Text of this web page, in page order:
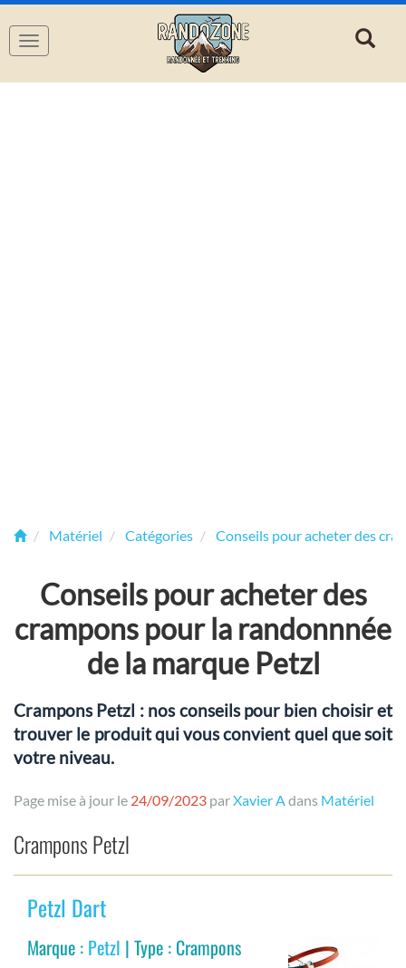
Navigation
Matériel Catégories Conseils pour acheter des
Conseils pour acheter des
crampons pour la randonnnée
de la marque Petzl
Crampons Petzl : nos conseils pour bien choisir et
trouver le produit qui vous convient quel que soit
votre niveau.
Page mise à jour le 24/09/2023 parXavier Adans Matériel
Crampons Petzl
Petzl Dart
Marque : Petzl | Type : Crampons